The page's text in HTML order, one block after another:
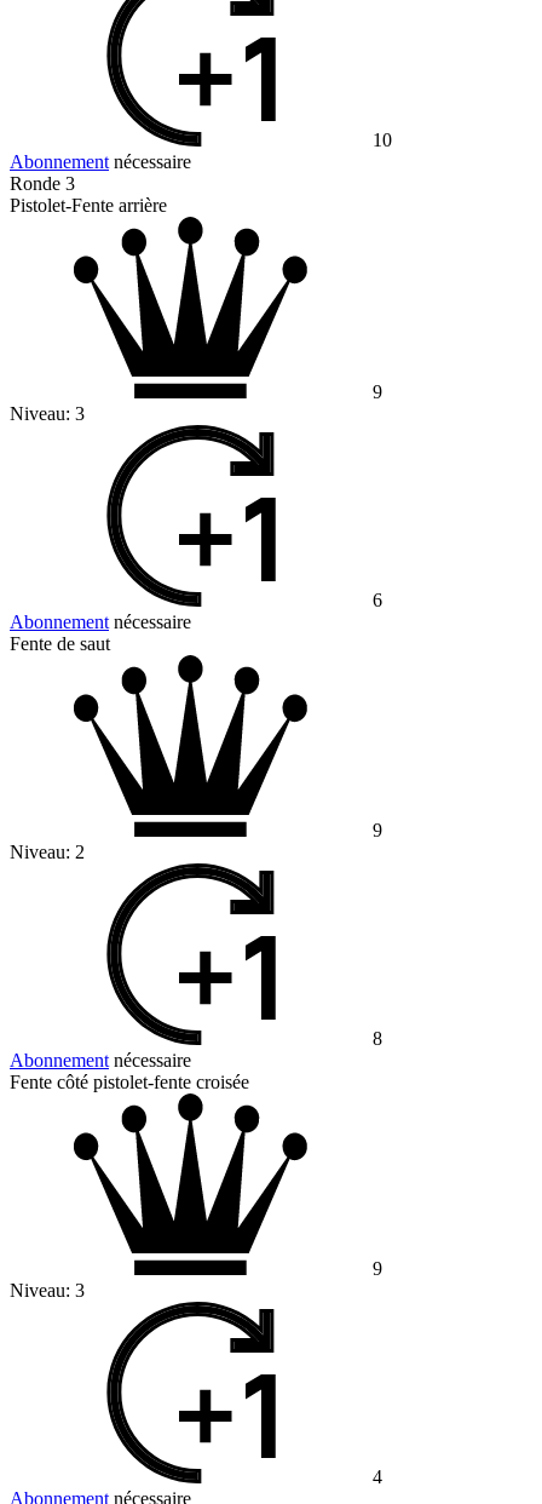
10
Abonnement nécessaire
Ronde 3
Pistolet-Fente arrière
9
Niveau: 3
6
Abonnement nécessaire
Fente de saut
9
Niveau: 2
8
Abonnement nécessaire
Fente côté pistolet-fente croisée
9
Niveau: 3
4
Abonnement nécessaire